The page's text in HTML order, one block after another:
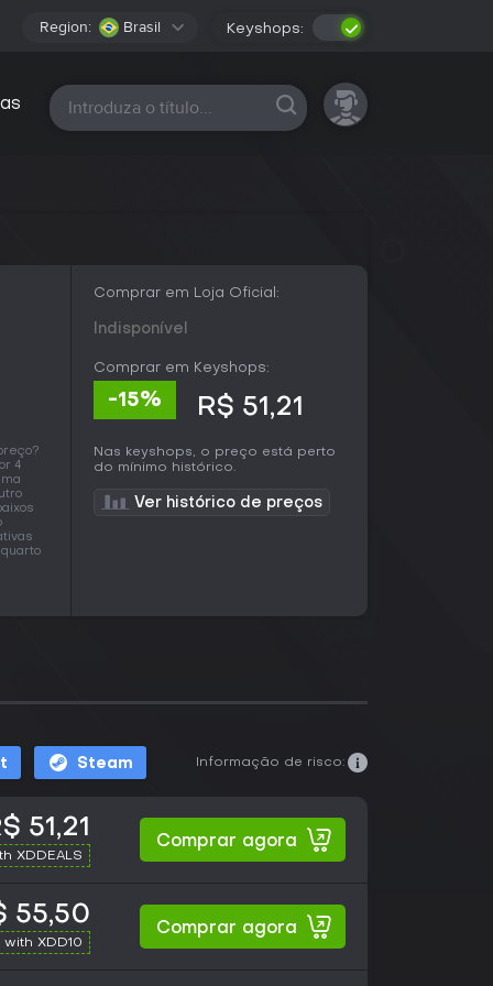
Region: Brasil Keyshops:
Todas as plataformas
4
Comprar em Loja Oficial:
Indisponível
Comprar em Keyshops:
-15% R$ 51,21
Nas keyshops, o preço está perto
do mínimo histórico.
Ver histórico de preços
Steam Informação de risco:
51,21
XDDEALS
Comprar agora
55,50
with XDD10
Comprar agora